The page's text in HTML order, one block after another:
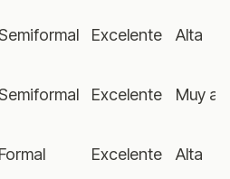
Excelente Alta
Excelente Muy
Formal Excelente Alta